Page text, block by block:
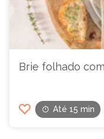
Brie folhado
Até 15 min